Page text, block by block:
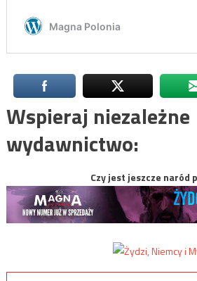
Wspieraj niezależne
wydawnictwo:
Czy jest jeszcze naród